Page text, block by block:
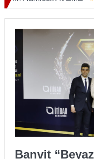
Dönüşümü Başladı
Banvit